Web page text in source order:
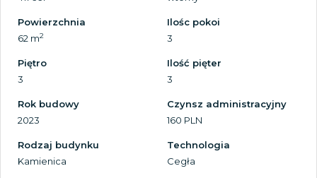
Powierzchnia
62 m2
Ilośc pokoi
3
Piętro
3
Ilość pięter
3
Rok budowy
2023
Czynsz administracyjny
160 PLN
Rodzaj budynku
Kamienica
Technologia
Cegła